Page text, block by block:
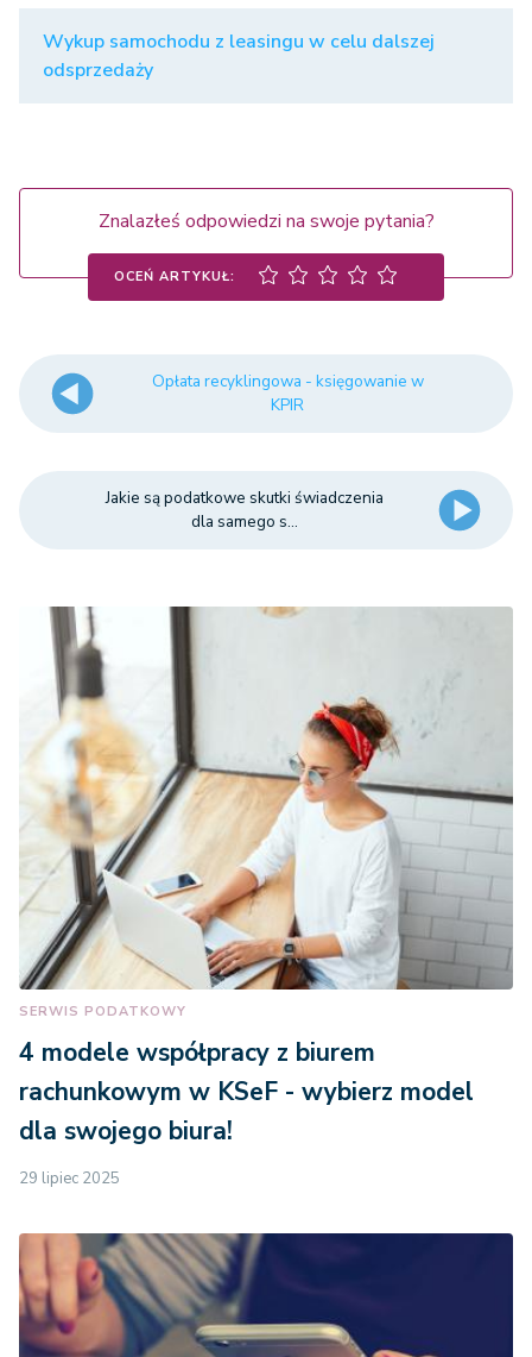
Wykup samochodu z leasingu w celu dalszej
odsprzedaży
Znalazłeś odpowiedzi na swoje pytania?
OCEŃ ARTYKUŁ:
Opłata recyklingowa - księgowanie w
KPIR
Jakie są podatkowe skutki świadczenia
dla samego s...
SERWIS PODATKOWY
4 modele współpracy z biurem
rachunkowym w KSeF - wybierz model
dla swojego biura!
29 lipiec 2025